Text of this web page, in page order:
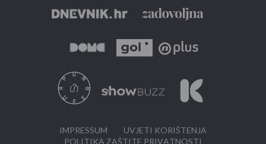
IMPRESSUM
UVJETI KORIŠTENJA
POLITIKA ZAŠTITE PRIVATNOSTI